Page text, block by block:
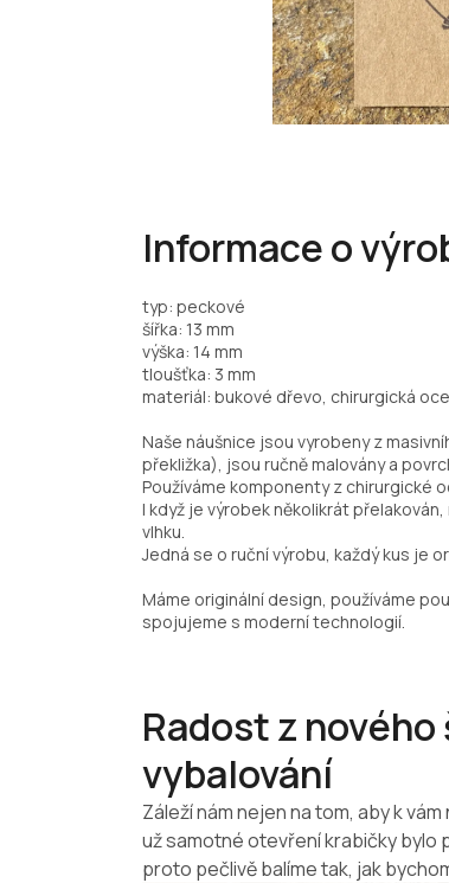
Informace o
typ: peckové
šířka: 13 mm
výška: 14 mm
tloušťka: 3 mm
materiál: bukové dřevo, chirurgická
Naše náušnice jsou vyrobeny z
překližka), jsou ručně malovány a
Používáme komponenty z chirurgické
I když je výrobek několikrát
vlhku.
Jedná se o ruční výrobu, každý kus je
Máme originální design, používáme
spojujeme s moderní technologií.
Radost z
vybalování
Záleží nám nejen na tom, aby k
už samotné otevření krabičky bylo
proto pečlivě balíme tak, jak